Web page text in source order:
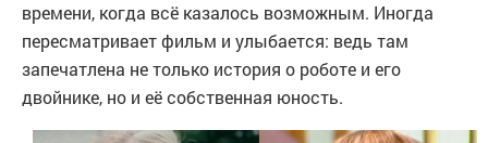
времени, когда всё казалось возможным. Иногда
пересматривает фильм и улыбается: ведь там
запечатлена не только история о роботе и его
двойнике, но и её собственная юность.